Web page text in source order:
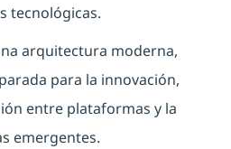
tecnológicas.
arquitectura moderna,
para la innovación,
entre plataformas y la
emergentes.